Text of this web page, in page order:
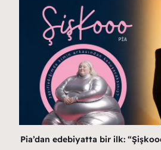
Pia’dan edebiyatta bir ilk: